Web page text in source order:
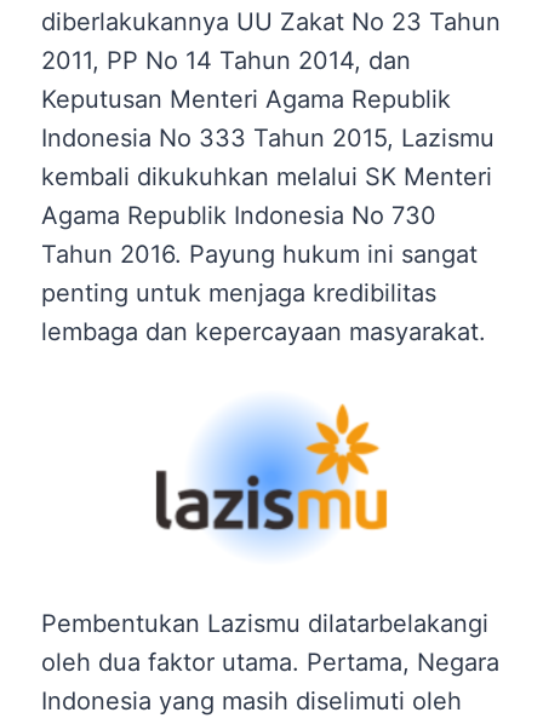
diberlakukannya UU Zakat No 23 Tahun
2011, PP No 14 Tahun 2014, dan
Keputusan Menteri Agama Republik
Indonesia No 333 Tahun 2015, Lazismu
kembali dikukuhkan melalui SK Menteri
Agama Republik Indonesia No 730
Tahun 2016. Payung hukum ini sangat
penting untuk menjaga kredibilitas
lembaga dan kepercayaan masyarakat.
Pembentukan Lazismu dilatarbelakangi
oleh dua faktor utama. Pertama, Negara
Indonesia yang masih diselimuti oleh